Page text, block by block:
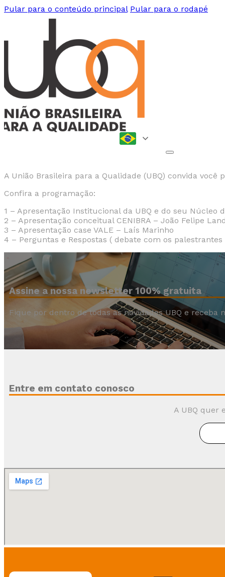
Pular para o conteúdo principal Pular para o rodapé
A União Brasileira para a Qualidade (UBQ) convida você
Confira a programação:
1 – Apresentação Institucional da UBQ e do seu
2 – Apresentação conceitual CENIBRA – João Felipe
3 – Apresentação case VALE – Laís Marinho
4 – Perguntas e Respostas ( debate com os palestrantes
Assine a nossa newsletter 100% gratuita
Fique por dentro de todas as novidades UBQ e receba
Entre em contato conosco
A UBQ quer